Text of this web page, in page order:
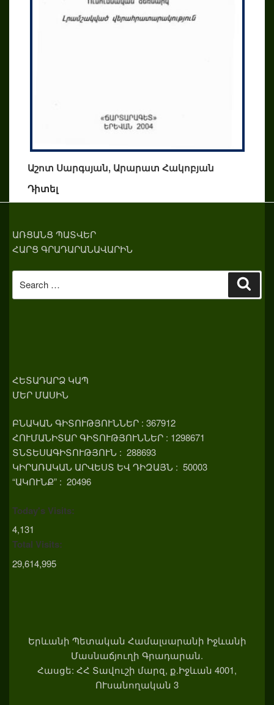
Աշոտ Սարգսյան, Արարատ Հակոբյան
Դիտել
ԱՌՑԱՆՑ ՊԱՏՎԵՐ
ՀԱՐՑ ԳՐԱԴԱՐԱՆԱՎԱՐԻՆ
for:
ՀԵՏԱԴԱՐՁ ԿԱՊ
ՄԵՐ ՄԱՍԻՆ
ԲՆԱԿԱՆ ԳԻՏՈՒԹՅՈՒՆՆԵՐ : 367912
ՀՈՒՄԱՆԻՏԱՐ ԳԻՏՈՒԹՅՈՒՆՆԵՐ : 1298671
ՏՆՏԵՍԱԳԻՏՈՒԹՅՈՒՆ : 288693
ԿԻՐԱՌԱԿԱՆ ԱՐՎԵՍՏ ԵՎ ԴԻԶԱՅՆ : 50003
“ԱԿՈՒՆՔ” : 20496
Today's Visits:
4,131
Total Visits:
29,614,995
Երևանի Պետական Համալսարանի Իջևանի
Մասնաճյուղի Գրադարան.
Հասցե: ՀՀ Տավուշի մարզ, ք.Իջևան 4001,
ՈՒսանողական 3